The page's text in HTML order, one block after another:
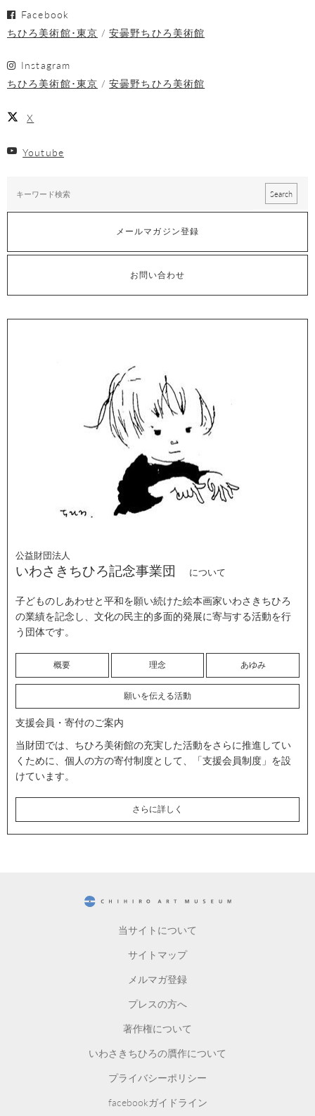
Facebook
ちひろ美術館･東京
安曇野ちひろ美術館
Instagram
ちひろ美術館･東京
安曇野ちひろ美術館
X
Youtube
メールマガジン登録
お問い合わせ
公益財団法人
いわさきちひろ記念事業団 について
子どものしあわせと平和を願い続けた絵本画家いわさきちひろ
の業績を記念し、文化の民主的多面的発展に寄与する活動を行
う団体です。
概要 理念 あゆみ
願いを伝える活動
支援会員・寄付のご案内
当財団では、ちひろ美術館の充実した活動をさらに推進してい
くために、個人の方の寄付制度として、「支援会員制度」を設
けています。
さらに詳しく
当サイトについて
サイトマップ
メルマガ登録
プレスの方へ
著作権について
いわさきちひろの贋作について
プライバシーポリシー
facebookガイドライン